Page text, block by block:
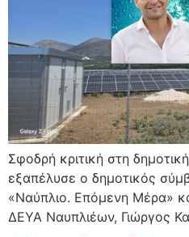
Σφοδρή κριτική στη
εξαπέλυσε ο δημοτικός
«Ναύπλιο. Επόμενη Μέρα»
ΔΕΥΑ Ναυπλιέων, Γιώργος